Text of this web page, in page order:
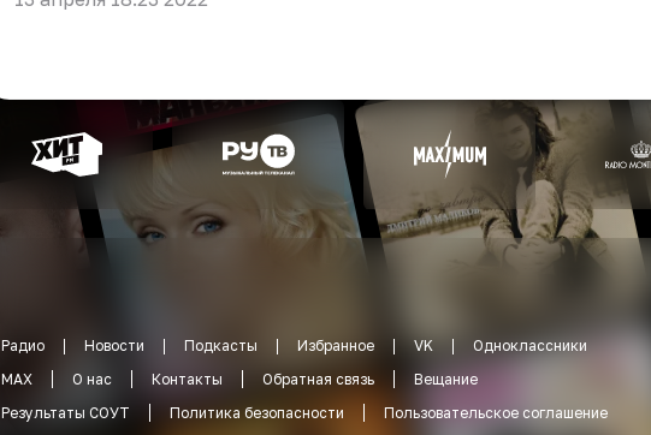
Радио Новости Подкасты Избранное VK
Одноклассники
MAX
О нас Контакты Обратная связь
Вещание
Результаты СОУТ
Политика безопасности Пользовательское соглашение